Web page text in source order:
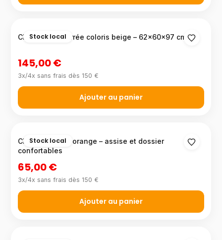
Stock local
Chaise rembourrée coloris beige – 62×60×97 cm
145,00 €
3x/4x sans frais dès 150 €
Ajouter au panier
Stock local
Chaise colorée orange – assise et dossier
confortables
65,00 €
3x/4x sans frais dès 150 €
Ajouter au panier